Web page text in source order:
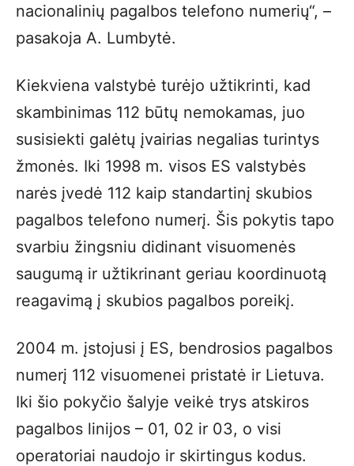
nacionalinių pagalbos telefono numerių“, –
pasakoja A. Lumbytė.
Kiekviena valstybė turėjo užtikrinti, kad
skambinimas 112 būtų nemokamas, juo
susisiekti galėtų įvairias negalias turintys
žmonės. Iki 1998 m. visos ES valstybės
narės įvedė 112 kaip standartinį skubios
pagalbos telefono numerį. Šis pokytis tapo
svarbiu žingsniu didinant visuomenės
saugumą ir užtikrinant geriau koordinuotą
reagavimą į skubios pagalbos poreikį.
2004 m. įstojusi į ES, bendrosios pagalbos
numerį 112 visuomenei pristatė ir Lietuva.
Iki šio pokyčio šalyje veikė trys atskiros
pagalbos linijos – 01, 02 ir 03, o visi
operatoriai naudojo ir skirtingus kodus.